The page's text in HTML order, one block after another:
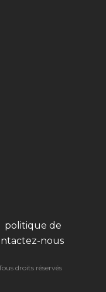
politique de
nous
droits réservés